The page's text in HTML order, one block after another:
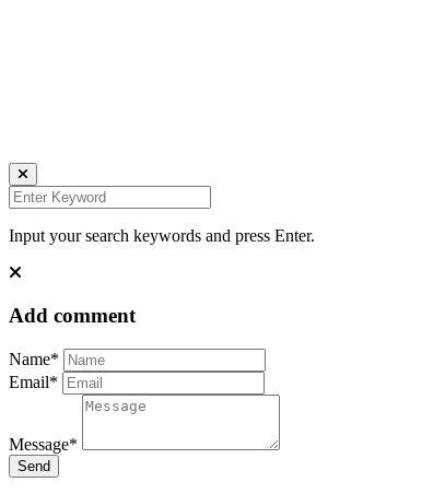
Input your search keywords and press Enter.
Add comment
Name*
Email*
Message*
Send